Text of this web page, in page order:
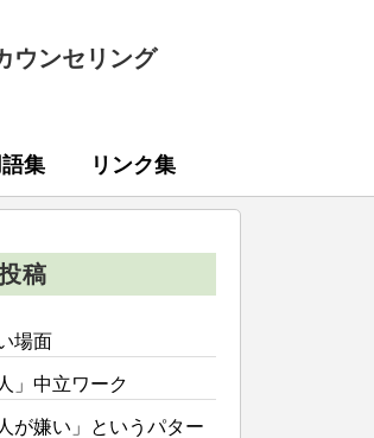
ウンセリング
集 リンク集
稿
場面
」中立ワーク
が嫌い」というパター